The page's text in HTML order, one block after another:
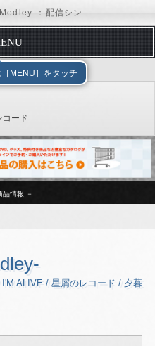
a flood of circle［GIFT ROCKS -Medley-：配信シングル］ / IMPERIAL RECORDS
X（Twitter）
RECORDS
配信シングル
MENU］をタッチ
テインメント IMPERIAL RECORDS
コード
ALIVE / 星屑のレコード / 夕暮